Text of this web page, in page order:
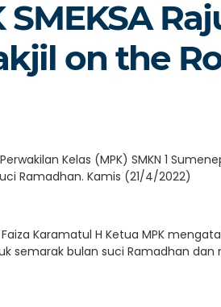
on the
Kelas (MPK) SMKN 1
Ramadhan. Kamis (21/4/2022)
Karamatul H Ketua MPK
semarak bulan suci Ramadhan